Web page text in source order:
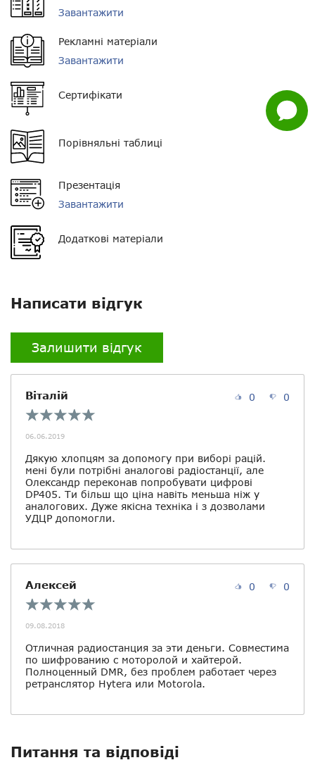
Задати
питання
полі
Тип АКБ
Ємність АКБ
Пиловологозахист
Кількість каналів
Стандарт корпусу
Вага
Гарантія
Налаштування
Тип цифрового зв'язку
Тип шифрування
Bluetooth немає
Екран немає
Можливість підключення
гарнітури
є
Завантажити
Рекламні матеріали
Завантажити
Сертифікати
Порівняльні таблиці
Презентація
Завантажити
Додаткові матеріали
Написати відгук
Залишити відгук
Віталій
06.06.2019
0 0
Дякую хлопцям за допомогу при виборі рацій.
мені були потрібні аналогові радіостанції, але
Олександр переконав попробувати цифрові
DP405. Ти більш що ціна навіть меньша ніж у
аналогових. Дуже якісна техніка і з дозволами
УДЦР допомогли.
Алексей
09.08.2018
0 0
Отличная радиостанция за эти деньги. Совместима
по шифрованию с моторолой и хайтерой.
Полноценный DMR, без проблем работает через
ретранслятор Hytera или Motorola.
Питання та відповіді